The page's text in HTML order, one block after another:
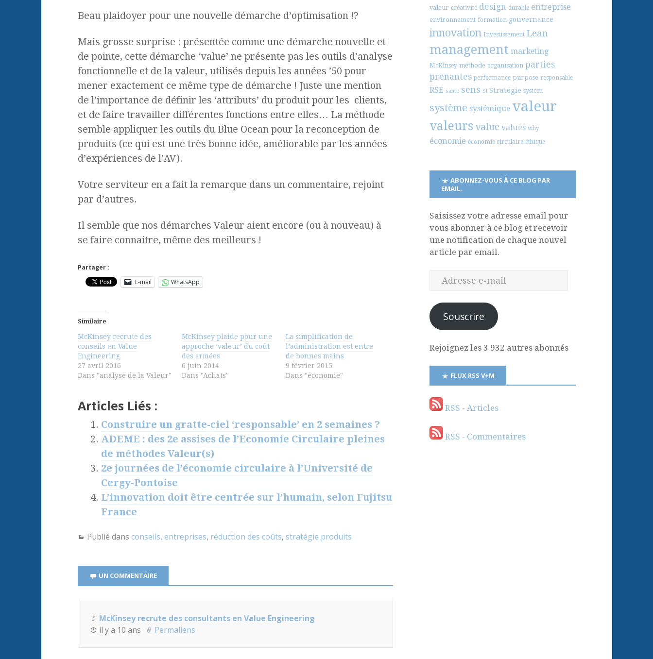
Beau plaidoyer pour une nouvelle démarche d’optimisation !?
Mais grosse surprise : présentée comme une démarche nouvelle et
de pointe, cette démarche ‘value’ ne présente pas les outils d’analyse
fonctionnelle et de la valeur, utilisés depuis les années ’50 pour
mener exactement ce même type de démarche ! Juste une mention
de l’importance de définir les ‘attributs’ du produit pour les clients,
et de faire travailler différentes fonctions entre elles… La méthode
semble appliquer les outils du Blue Ocean pour la reconception de
produits (ce qui est une très bonne idée, améliorable par les années
d’expériences de l’AV).
Votre serviteur en a fait la remarque dans un commentaire, rejoint
par d’autres.
Il semble que nos démarches Valeur aient encore (ou à nouveau) à
se faire connaitre, même des meilleurs !
Partager :
E-mail
WhatsApp
Similaire
McKinsey recrute des
conseils en Value
Engineering
27 avril 2016
Dans "analyse de la Valeur"
McKinsey plaide pour une
approche ‘valeur’ du coût
des armées
6 juin 2014
Dans "Achats"
La simplification de
l’administration est entre
de bonnes mains
9 février 2015
Dans "économie"
Articles Liés :
Construire un gratte-ciel ‘responsable’ en 2 semaines ?
ADEME : des 2e assises de l’Economie Circulaire pleines
de méthodes Valeur(s)
2e journées de l’économie circulaire à l’Université de
Cergy-Pontoise
L’innovation doit être centrée sur l’humain, selon Fujitsu
France
Publié dans conseils, entreprises, réduction des coûts, stratégie produits
UN COMMENTAIRE
McKinsey recrute des consultants en Value Engineering
il y a 10 ans
Permaliens
valeur créativité design durable entreprise
environnement formation gouvernance
innovation Investissement Lean
management marketing
McKinsey méthode organisation parties
prenantes performance purpose responsable
RSE santé sens SI Stratégie system
système systémique valeur
valeursvalue values why
économie économie circulaire éthique
ABONNEZ-VOUS À CE BLOG PAR
EMAIL.
Saisissez votre adresse email pour
vous abonner à ce blog et recevoir
une notification de chaque nouvel
article par email.
Souscrire
Rejoignez les 3 932 autres abonnés
FLUX RSS V+M
RSS - Articles
RSS - Commentaires